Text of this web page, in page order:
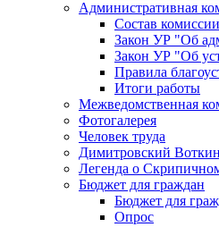
Административная
Состав комиссии
Закон УР "Об
Закон УР "Об
Правила
Итоги работы
Межведомственная
Фотогалерея
Человек труда
Димитровский
Легенда о
Бюджет для граждан
Бюджет для
Опрос